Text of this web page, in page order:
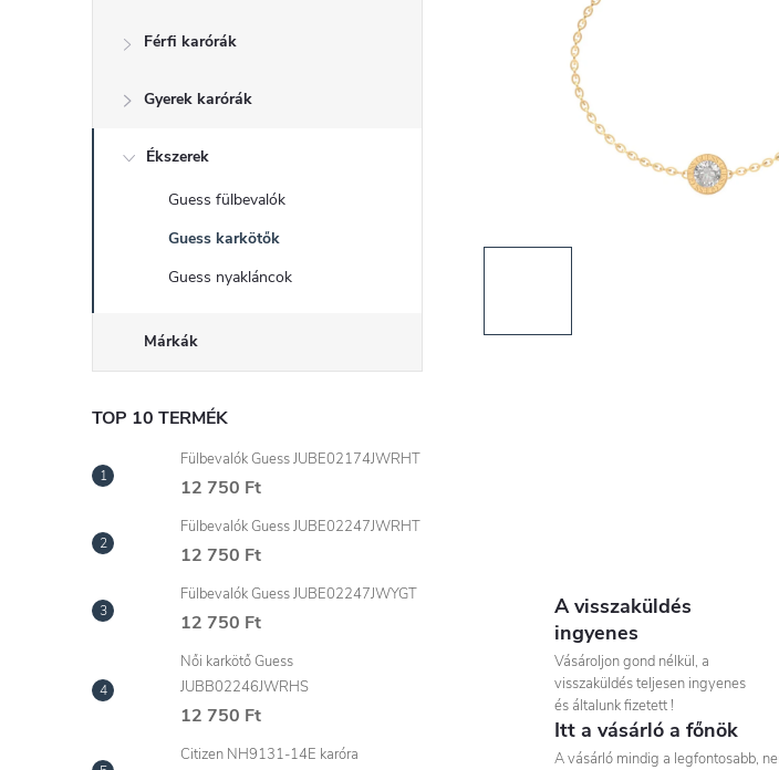
l
n
e
l
Férfi karórák
Gyerek karórák
Ékszerek
Guess fülbevalók
Guess karkötők
Guess nyakláncok
Márkák
TOP 10 TERMÉK
Fülbevalók Guess JUBE02174JWRHT
12 750 Ft
Fülbevalók Guess JUBE02247JWRHT
12 750 Ft
Fülbevalók Guess JUBE02247JWYGT
12 750 Ft
Női karkötő Guess
JUBB02246JWRHS
12 750 Ft
Citizen NH9131-14E karóra
A visszaküldés
ingyenes
Vásároljon gond nélkül, a
visszaküldés teljesen ingyenes
és általunk fizetett !
Itt a vásárló a főnök
A vásárló mindig a legfontosabb,